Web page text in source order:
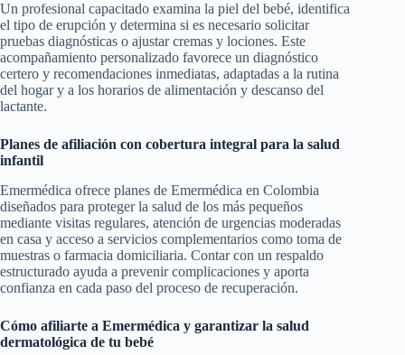
Un profesional capacitado examina la piel del bebé, identifica
el tipo de erupción y determina si es necesario solicitar
pruebas diagnósticas o ajustar cremas y lociones. Este
acompañamiento personalizado favorece un diagnóstico
certero y recomendaciones inmediatas, adaptadas a la rutina
del hogar y a los horarios de alimentación y descanso del
lactante.
Planes de afiliación con cobertura integral para la salud
infantil
Emermédica ofrece planes de Emermédica en Colombia
diseñados para proteger la salud de los más pequeños
mediante visitas regulares, atención de urgencias moderadas
en casa y acceso a servicios complementarios como toma de
muestras o farmacia domiciliaria. Contar con un respaldo
estructurado ayuda a prevenir complicaciones y aporta
confianza en cada paso del proceso de recuperación.
Cómo afiliarte a Emermédica y garantizar la salud
dermatológica de tu bebé